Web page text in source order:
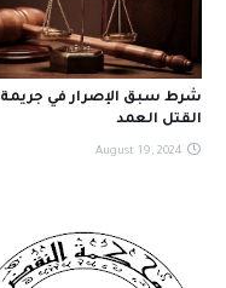
شرط سبق الإصرار في جريمة
القتل العمد
August 19, 2024